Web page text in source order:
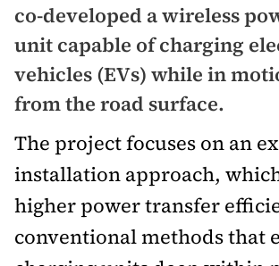
Chuyện dọc đường
Cải chính
Quy hoạch kiến trúc
Vật liệu xây dựng
Giám định chất lượng
Quản lý đô thị
Quản lý
Đường bộ
Hàng không
Đường sắt
Đăng kiểm
Đường sắt tốc độ cao
Kinh tế
Thị trường
Chứng khoán
Bảo hiểm
Doanh nghiệp
Pháp luật
Thanh tra
An ninh hình sự
Điều tra
An toàn giao thông
Giao thông 24h
ATGT địa phương
Chất lượng sống
Giáo dục
Văn hóa - Giải Trí
co-developed a wireless
unit capable of charging
vehicles (EVs) while in
from the road surface.
The project focuses on an
installation approach,
higher power transfer
conventional methods that